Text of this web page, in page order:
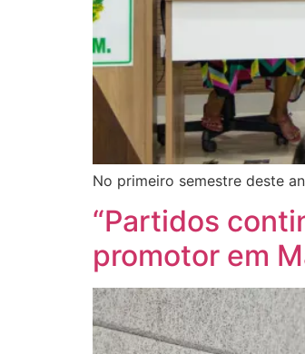
No primeiro semestre deste
“Partidos
promotor em